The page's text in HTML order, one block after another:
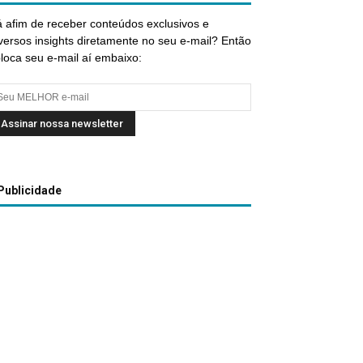
afim de receber conteúdos exclusivos e
insights diretamente no seu e-mail? Então
seu e-mail aí embaixo:
Publicidade